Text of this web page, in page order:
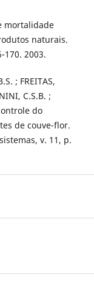
mortalidade
naturais.
170. 2003.
; FREITAS,
C.S.B. ;
do
de couve-flor.
v. 11, p.